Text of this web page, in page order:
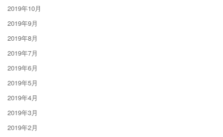
2019年10月
2019年9月
2019年8月
2019年7月
2019年6月
2019年5月
2019年4月
2019年3月
2019年2月